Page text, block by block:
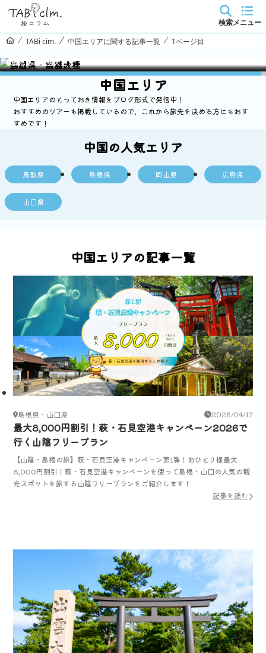
検索 メニュー
TABi cim. 中国エリアに関する記事一覧 1ページ目
中国エリア
中国エリアのとっておき情報をブログ形式で発信中！
おすすめのツアーも掲載しているので、これから旅先を決める方にもおす
すめです！
中国の人気エリア
鳥取県 島根県 岡山県 広島県
山口県
山口県・角島大橋
鳥取県・鳥取砂丘
島根県・出雲大社
岡山県・後楽園
中国エリアの記事一覧
島根県・山口県 2026/04/17
最大8,000円割引！萩・石見空港キャンペーン2026で
行く山陰フリープラン
【山陰・島根の旅】萩・石見空港キャンペーン第1弾！おひとり様最大
8,000円割引！萩・石見空港キャンペーンを使って島根・山口の人気の観
光スポットを旅する山陰フリープランをご紹介します！
記事を読む